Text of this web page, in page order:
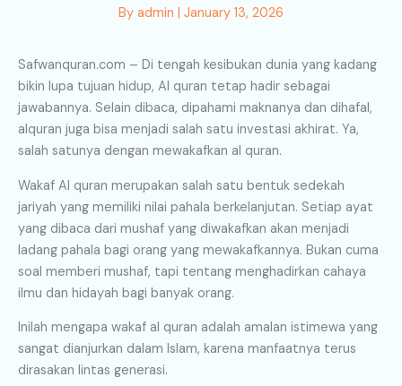
By admin | January 13, 2026
Safwanquran.com – Di tengah kesibukan dunia yang kadang
bikin lupa tujuan hidup, Al quran tetap hadir sebagai
jawabannya. Selain dibaca, dipahami maknanya dan dihafal,
alquran juga bisa menjadi salah satu investasi akhirat. Ya,
salah satunya dengan mewakafkan al quran.
Wakaf Al quran merupakan salah satu bentuk sedekah
jariyah yang memiliki nilai pahala berkelanjutan. Setiap ayat
yang dibaca dari mushaf yang diwakafkan akan menjadi
ladang pahala bagi orang yang mewakafkannya. Bukan cuma
soal memberi mushaf, tapi tentang menghadirkan cahaya
ilmu dan hidayah bagi banyak orang.
Inilah mengapa wakaf al quran adalah amalan istimewa yang
sangat dianjurkan dalam Islam, karena manfaatnya terus
dirasakan lintas generasi.